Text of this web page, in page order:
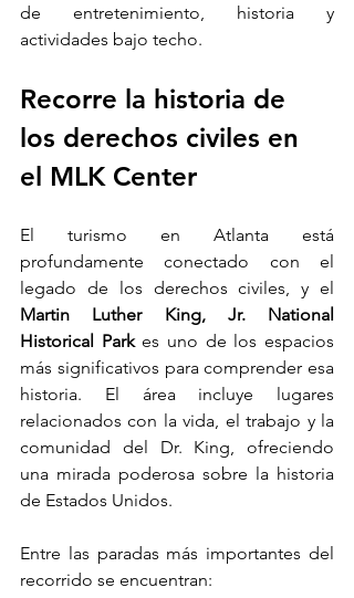
de entretenimiento, historia y
actividades bajo techo.
Recorre la historia de
los derechos civiles en
el MLK Center
El turismo en Atlanta está
profundamente conectado con el
Martin Luther King, Jr. National
Historical Park es uno de los espacios
más significativos para comprender esa
historia. El área incluye lugares
relacionados con la vida, el trabajo y la
comunidad del Dr. King, ofreciendo
una mirada poderosa sobre la historia
de Estados Unidos.
Entre las paradas más importantes del
recorrido se encuentran: